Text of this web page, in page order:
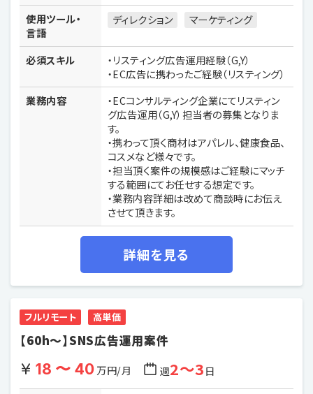
使用ツール・
言語
ディレクション マーケティング
必須スキル
・リスティング広告運用経験（G,Y）
・EC広告に携わったご経験（リスティング）
業務内容
・ECコンサルティング企業にてリスティン
グ広告運用（G,Y）担当者の募集となりま
す。
・携わって頂く商材はアパレル、健康食品、
コスメなど様々です。
・担当頂く案件の規模感はご経験にマッチ
する範囲にてお任せする想定です。
・業務内容詳細は改めて商談時にお伝え
させて頂きます。
詳細を見る
フルリモート 高単価
【60h〜】SNS広告運用案件
18 〜 40万円/月 週2〜3日